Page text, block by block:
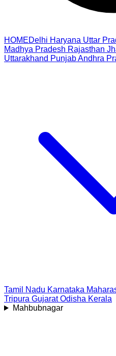
HOMEDelhi Haryana Uttar
Madhya Pradesh Rajasthan
Uttarakhand PunjabAndhra
Tamil Nadu Karnataka
Tripura Gujarat Odisha Kerala
Mahbubnagar